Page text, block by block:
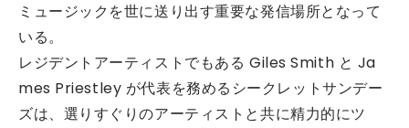
ミュージックを世に送り出す重要な発信場所となって
いる。
レジデントアーティストでもある Giles Smith と Ja
mes Priestley が代表を務めるシークレットサンデー
ズは、選りすぐりのアーティストと共に精力的にツ